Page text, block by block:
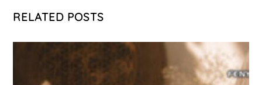
RELATED POSTS